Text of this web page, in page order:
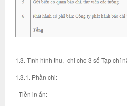
1.3. Tình hình thu, chi cho 3 số Tạp chí
1.3.1. Phần chi:
- Tiền in ấn: